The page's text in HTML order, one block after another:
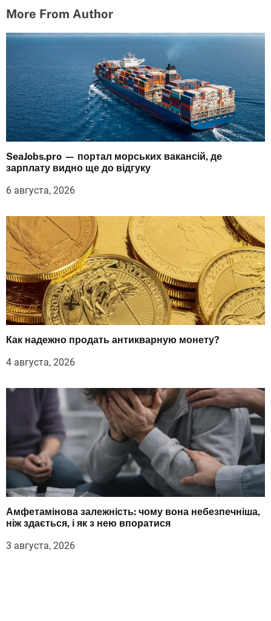
More From Author
SeaJobs.pro — портал морських вакансій, де
зарплату видно ще до відгуку
6 августа, 2026
Как надежно продать антикварную монету?
4 августа, 2026
Амфетамінова залежність: чому вона небезпечніша,
ніж здається, і як з нею впоратися
3 августа, 2026